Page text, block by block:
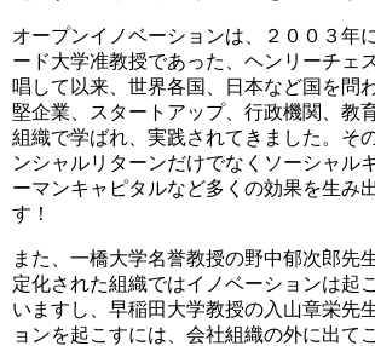
オープンイノベーションは、２００３年
ード大学准教授であった、ヘンリーチェ
唱して以来、世界各国、日本など国を問
堅企業、スタートアップ、行政機関、教
組織で学ばれ、実践されてきました。そ
ンシャルリターンだけでなくソーシャル
ーマンキャピタルなど多くの効果を生み
す！
また、一橋大学名誉教授の野中郁次郎先
定化された組織ではイノベーションは起
いますし、早稲田大学教授の入山章栄先
ョンを起こすには、会社組織の外に出て